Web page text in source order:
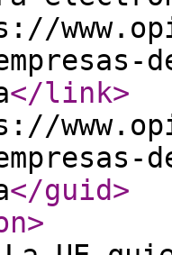
</link>
</guid>
>